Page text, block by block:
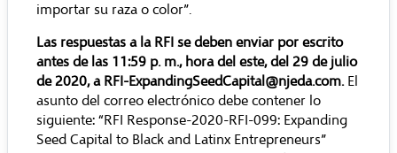
importar su raza o color”.
Las respuestas a la RFI se deben enviar por escrito
antes de las 11:59 p. m., hora del este, del 29 de julio
de 2020, a RFI-ExpandingSeedCapital@njeda.com.El
asunto del correo electrónico debe contener lo
siguiente: “RFI Response-2020-RFI-099: Expanding
Seed Capital to Black and Latinx Entrepreneurs”